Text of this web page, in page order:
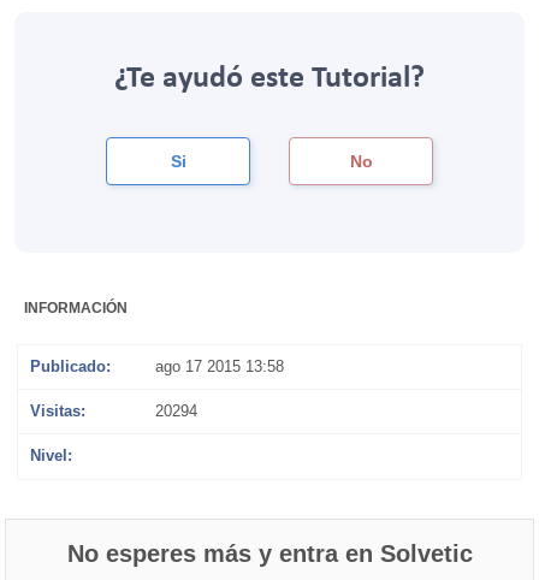
¿Te ayudó este Tutorial?
Si No
INFORMACIÓN
Publicado: ago 17 2015 13:58
Visitas: 20294
Nivel:
No esperes más y entra en Solvetic